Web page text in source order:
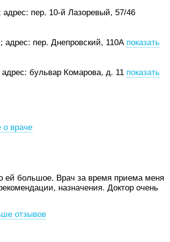
адрес: пер. 10-й Лазоревый, 57/46
адрес: пер. Днепровский, 110А показать
адрес: бульвар Комарова, д. 11 показать
о враче
ей большое. Врач за время приема меня
назначения. Доктор очень
отзывов